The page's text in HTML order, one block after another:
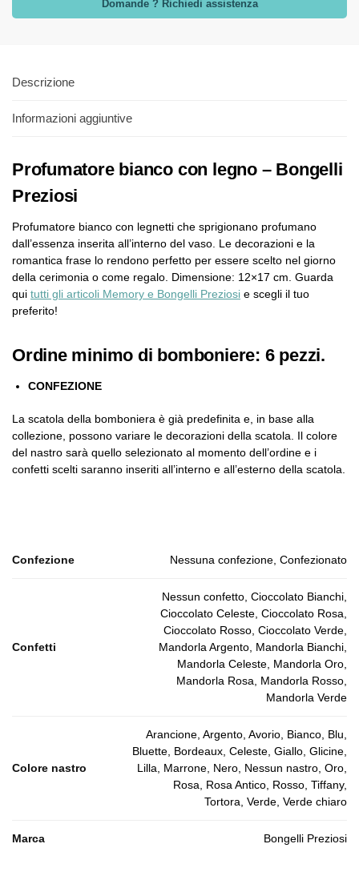
Domande ? Richiedi assistenza
Descrizione
Informazioni aggiuntive
Profumatore bianco con legno – Bongelli
Preziosi
Profumatore bianco con legnetti che sprigionano profumano
dall’essenza inserita all’interno del vaso. Le decorazioni e la
romantica frase lo rendono perfetto per essere scelto nel giorno
della cerimonia o come regalo. Dimensione: 12×17 cm. Guarda
qui tutti gli articoli Memory e Bongelli Preziosi e scegli il tuo
preferito!
Ordine minimo di bomboniere: 6 pezzi.
CONFEZIONE
La scatola della bomboniera è già predefinita e, in base alla
collezione, possono variare le decorazioni della scatola. Il colore
del nastro sarà quello selezionato al momento dell’ordine e i
confetti scelti saranno inseriti all’interno e all’esterno della scatola.
Confezione Nessuna confezione, Confezionato
Confetti
Nessun confetto, Cioccolato Bianchi,
Cioccolato Celeste, Cioccolato Rosa,
Cioccolato Rosso, Cioccolato Verde,
Mandorla Argento, Mandorla Bianchi,
Mandorla Celeste, Mandorla Oro,
Mandorla Rosa, Mandorla Rosso,
Mandorla Verde
Colore nastro
Arancione, Argento, Avorio, Bianco, Blu,
Bluette, Bordeaux, Celeste, Giallo, Glicine,
Lilla, Marrone, Nero, Nessun nastro, Oro,
Rosa, Rosa Antico, Rosso, Tiffany,
Tortora, Verde, Verde chiaro
Marca Bongelli Preziosi